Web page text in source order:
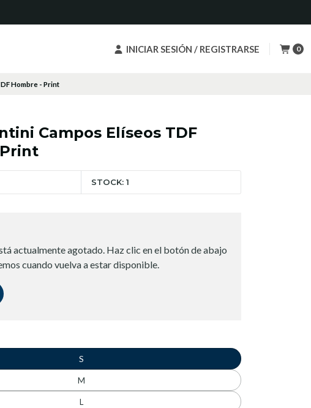
INICIAR SESIÓN / REGISTRARSE 0
Hombre - Print
Campos Elíseos TDF
STOCK: 1
actualmente agotado. Haz clic en el botón de abajo
cuando vuelva a estar disponible.
S
M
L